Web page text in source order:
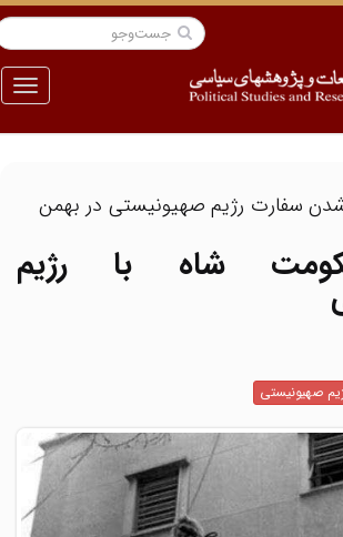
منو
سفارت رژیم صهیونیستی در بهمن
شاه با رژیم
صهیونیستی